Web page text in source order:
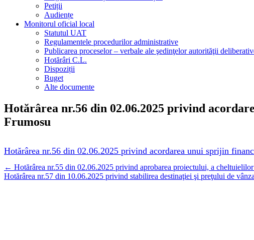
Petiții
Audiențe
Monitorul oficial local
Statutul UAT
Regulamentele procedurilor administrative
Publicarea proceselor – verbale ale şedinţelor autorităţii
Hotărâri C.L.
Dispoziții
Buget
Alte documente
Hotărârea nr.56 din 02.06.2025 privind
Frumosu
Hotărârea nr.56 din 02.06.2025 privind acordarea unui sprijin
Navigare
postări
← Hotărârea nr.55 din 02.06.2025 privind aprobarea proiectului, a
Hotărârea nr.57 din 10.06.2025 privind stabilirea destinaţiei şi preţului de